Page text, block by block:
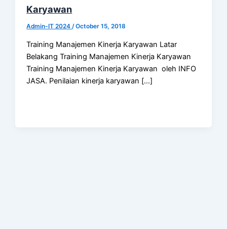
Karyawan
Admin-IT 2024/October 15, 2018
Training Manajemen Kinerja Karyawan Latar
Belakang Training Manajemen Kinerja Karyawan
Training Manajemen Kinerja Karyawan oleh INFO
JASA. Penilaian kinerja karyawan […]